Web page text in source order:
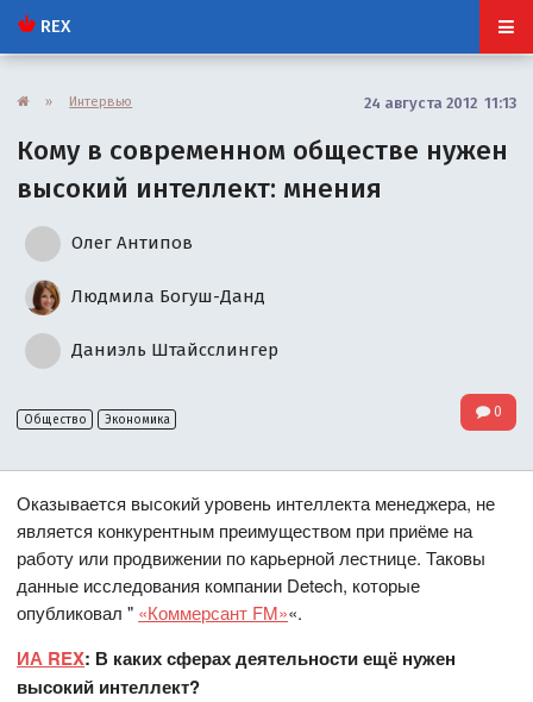
REX
» Интервью 24 августа 2012 11:13
Кому в современном обществе нужен
высокий интеллект: мнения
Олег Антипов
Людмила Богуш-Данд
Даниэль Штайсслингер
Общество Экономика 0
Оказывается высокий уровень интеллекта менеджера, не
является конкурентным преимуществом при приёме на
работу или продвижении по карьерной лестнице. Таковы
данные исследования компании Detech, которые
опубликовал " «Коммерсант FM»«.
ИА REX: В каких сферах деятельности ещё нужен
высокий интеллект?